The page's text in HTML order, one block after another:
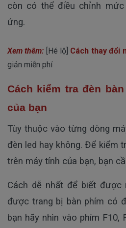
còn có thể điều chỉnh
ứng.
Xem thêm: [Hé lộ] Cách thay đổi
giản miễn phí
Cách kiểm tra đèn
của bạn
Tùy thuộc vào từng dòng
đèn led hay không. Để kiểm
trên máy tính của bạn, bạn
Cách dễ nhất để biết được
được trang bị bàn phím có
bạn hãy nhìn vào phím F10,